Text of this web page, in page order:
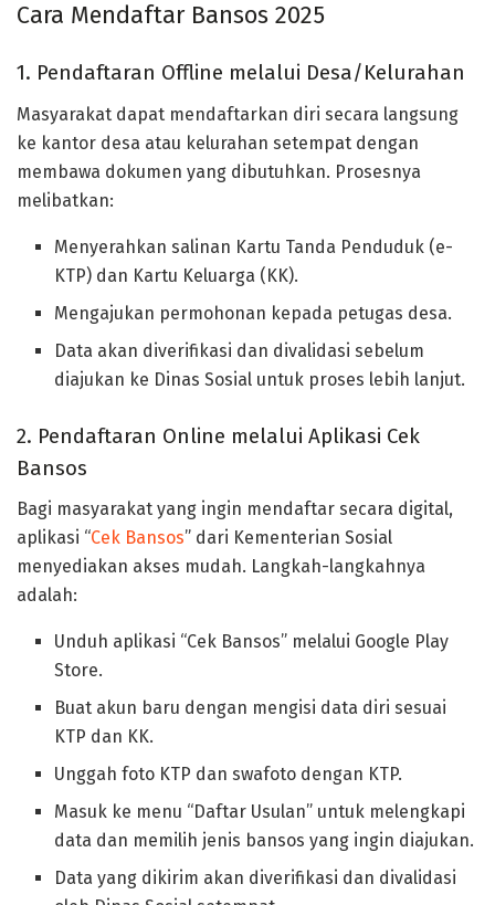
Cara Mendaftar Bansos 2025
1. Pendaftaran Offline melalui Desa/Kelurahan
Masyarakat dapat mendaftarkan diri secara langsung
ke kantor desa atau kelurahan setempat dengan
membawa dokumen yang dibutuhkan. Prosesnya
melibatkan:
Menyerahkan salinan Kartu Tanda Penduduk (e-
KTP) dan Kartu Keluarga (KK).
Mengajukan permohonan kepada petugas desa.
Data akan diverifikasi dan divalidasi sebelum
diajukan ke Dinas Sosial untuk proses lebih lanjut.
2. Pendaftaran Online melalui Aplikasi Cek
Bansos
Bagi masyarakat yang ingin mendaftar secara digital,
aplikasi “Cek Bansos” dari Kementerian Sosial
menyediakan akses mudah. Langkah-langkahnya
adalah:
Unduh aplikasi “Cek Bansos” melalui Google Play
Store.
Buat akun baru dengan mengisi data diri sesuai
KTP dan KK.
Unggah foto KTP dan swafoto dengan KTP.
Masuk ke menu “Daftar Usulan” untuk melengkapi
data dan memilih jenis bansos yang ingin diajukan.
Data yang dikirim akan diverifikasi dan divalidasi